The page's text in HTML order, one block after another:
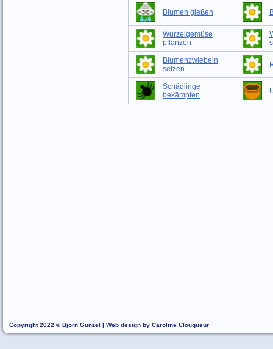
Blumen gießen
Wurzelgemüse
pflanzen
Blumenzwiebeln
setzen
Schädlinge
bekämpfen
Copyright 2022 © Björn Günzel | Web design by Caroline Clouqueur